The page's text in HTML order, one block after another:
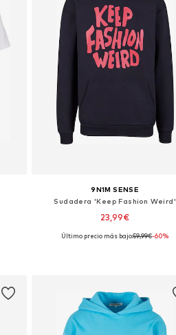
9N1M SENSE
Sudadera 'Keep Fashion Weird'
23,99€
Tallas disponibles: S, M
Último precio más bajo:59,99€-60%